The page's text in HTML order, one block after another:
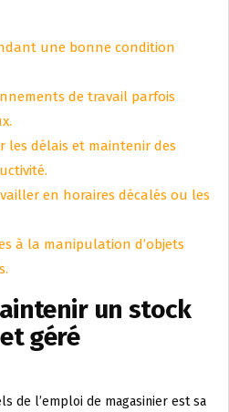
une bonne condition
de travail parfois
les délais et maintenir des
en horaires décalés ou les
à la manipulation d’objets
un stock
géré
de l’emploi de magasinier est sa